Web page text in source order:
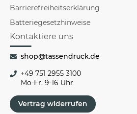
Barrierefreiheitserklärung
Batteriegesetzhinweise
Kontaktiere uns
shop@tassendruck.de
+49 751 2955 3100
Mo-Fr, 9-16 Uhr
Vertrag widerrufen